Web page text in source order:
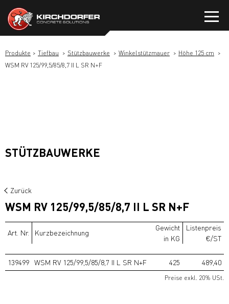
Inhalt
springen
Produkte Tiefbau Stützbauwerke Winkelstützmauer
Höhe 125 cm
WSM RV 125/99,5/85/8,7 II L SR N+F
STÜTZBAUWERKE
Zurück
WSM RV 125/99,5/85/8,7 II L SR N+F
Art. Nr. Kurzbezeichnung
Gewicht
in KG
Listenpreis
€/ST
139499 WSM RV 125/99,5/85/8,7 II L SR N+F 425 489,40
Preise exkl. 20% USt.